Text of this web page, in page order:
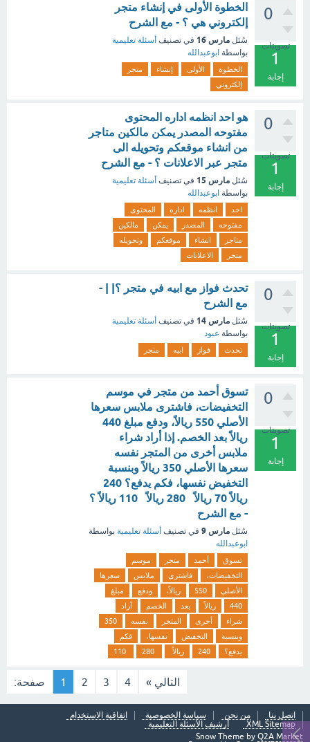
0
تصويتات
1
إجابة
الخطوة الأولى في إنشاء متجر
إلكتروني هي ؟ - مع الشرح
سُئل مارس 16 في تصنيف أسئلة تعليمية
بواسطة ابوعبدالله
الخطوة الأولى إنشاء
متجر
إلكتروني
0
تصويتات
1
إجابة
هو احد انظمه اداره المحتوى
مفتوحه المصدر يمكن مالكين متاجر
من انشاء موقعكم وتحويله الى
متجر عبر الاعلانات ؟ - مع الشرح
سُئل مارس 15 في تصنيف أسئلة تعليمية
بواسطة ابوعبدالله
احد انظمه اداره
المحتوى
مفتوحه
المصدر يمكن
مالكين
متاجر
انشاء موقعكم
وتحويله
متجر
الاعلانات
0
تصويتات
1
إجابة
تحدث فواز مع ابيه في متجر ؟| | -
مع الشرح
سُئل مارس 14 في تصنيف أسئلة تعليمية
بواسطة عبود
تحدث فواز ابيه متجر
0
تصويتات
1
إجابة
تسوق أحمد من متجر في موسم
التخفيضات، فاشترى ملابس سعرها
الأصلي 550 ريالاً، ودفع مبلغ 440
ريالاً بعد الخصم. إذا أراد شراء
ملابس أخرى من المتجر نفسه
سعرها الأصلي 350 ريالاً وبنسبة
التخفيض نفسها، فكم يدفع؟ 240
ريالاً 70 ريالاً 280 ريالاً 110 ريالاً ؟
- مع الشرح
سُئل مارس 9 في تصنيف أسئلة تعليمية بواسطة
ابوعبدالله
تسوق أحمد متجر
موسم
التخفيضات،
فاشترى ملابس
سعرها
الأصلي
550 ريالاً، ودفع
مبلغ
440
ريالاً بعد الخصم
أراد
شراء
أخرى المتجر نفسه
350
وبنسبة
التخفيض نفسها،
فكم
يدفع؟
240 ريالاً
صفحة: 1 2 3 4 التالي »
اتصل بنا من نحن سياسة الخصوصية
اتفاقية الاستخدام
XML Sitemap
أرشيف الأسئلة التعليمية
Snow Theme by Q2A Market